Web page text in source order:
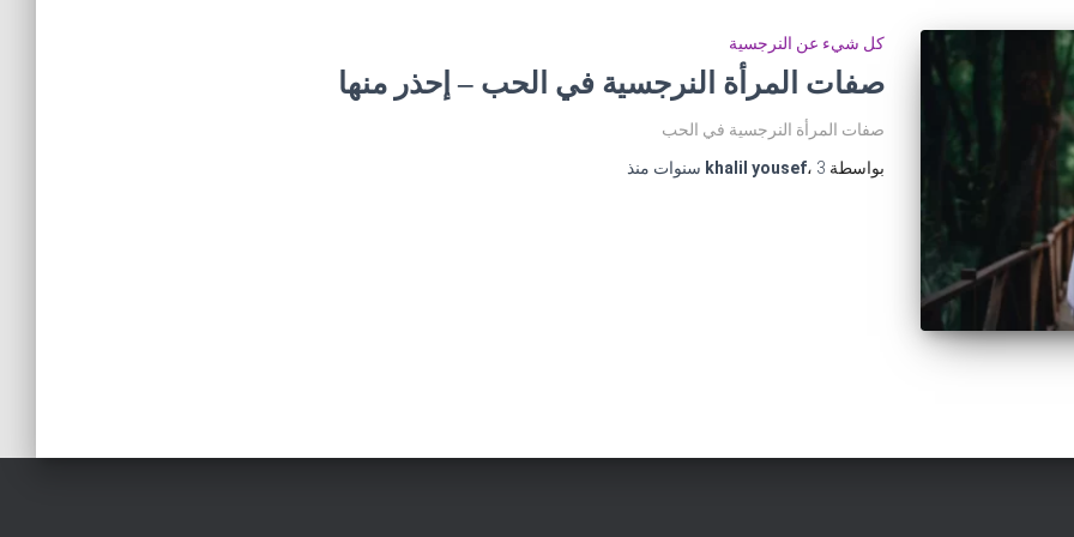
كل شيء عن النرجسية
صفات المرأة النرجسية في الحب – إحذر منها
صفات المرأة النرجسية في الحب
بواسطة
khalil yousef، 3 سنوات منذ